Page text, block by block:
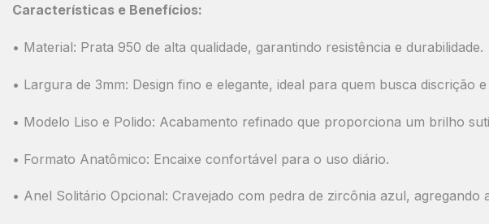
Características e Benefícios:
• Material: Prata 950 de alta qualidade, garantindo resistência e durabilidade.
• Largura de 3mm: Design fino e elegante, ideal para quem busca discrição
• Modelo Liso e Polido: Acabamento refinado que proporciona um brilho
• Formato Anatômico: Encaixe confortável para o uso diário.
• Anel Solitário Opcional: Cravejado com pedra de zircônia azul, agregando